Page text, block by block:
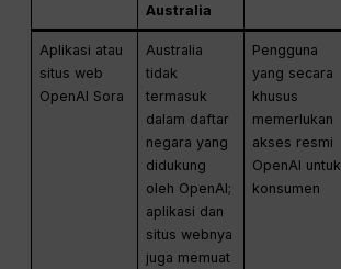
Australia
Aplikasi atau
situs web
OpenAI Sora
Australia
tidak
termasuk
dalam daftar
negara yang
didukung
oleh OpenAI;
aplikasi dan
situs webnya
juga memuat
Pengguna
yang secara
khusus
memerlukan
akses resmi
OpenAI untuk
konsumen